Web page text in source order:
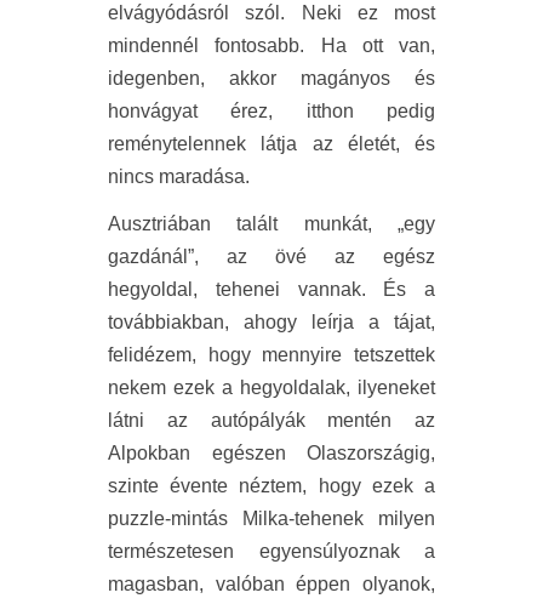
elvágyódásról szól. Neki ez most
mindennél fontosabb. Ha ott van,
idegenben, akkor magányos és
honvágyat érez, itthon pedig
reménytelennek látja az életét, és
nincs maradása.
Ausztriában talált munkát, „egy
gazdánál”, az övé az egész
hegyoldal, tehenei vannak. És a
továbbiakban, ahogy leírja a tájat,
felidézem, hogy mennyire tetszettek
nekem ezek a hegyoldalak, ilyeneket
látni az autópályák mentén az
Alpokban egészen Olaszországig,
szinte évente néztem, hogy ezek a
puzzle-mintás Milka-tehenek milyen
természetesen egyensúlyoznak a
magasban, valóban éppen olyanok,